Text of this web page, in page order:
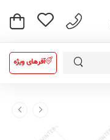
آفرهای ویژه